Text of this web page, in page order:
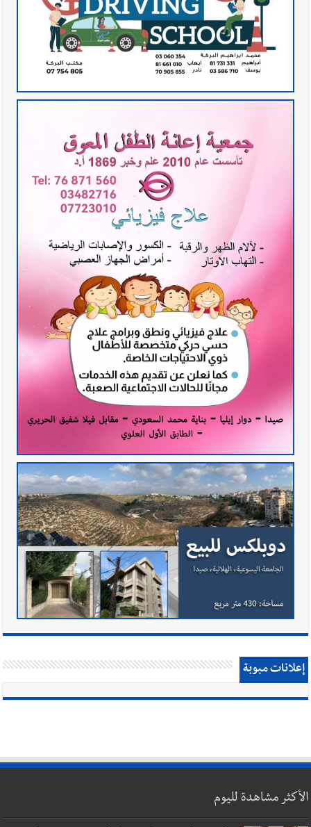
إعلانات مبوبة
الأكثر مشاهدة لليوم